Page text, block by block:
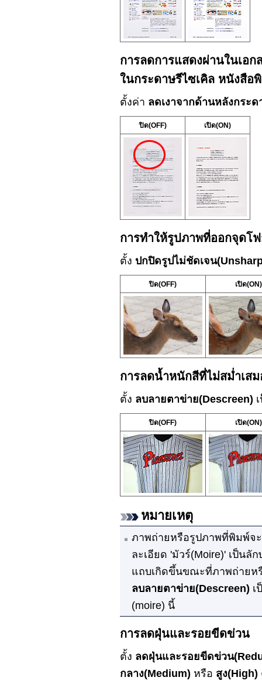
การลดการแสดงผ่านในเอ
ในกระดาษรีไซเคิล หนังสือ
ตั้งค่า ลดเงาจากด้านหลังกระด
ปิด(OFF) เปิด(ON)
การทำให้รูปภาพที่ออกจุดโ
ตั้ง ปกปิดรูปไม่ชัดเจน
ปิด(OFF) เปิด(ON)
การลดน้ำหนักสีที่ไม่สม่ำเส
ตั้ง ลบลายตาข่าย(Descreen)
ปิด(OFF) เปิด(ON)
หมายเหตุ
ภาพถ่ายหรือรูปภาพที่พิมพ์จ
ละเอียด 'มัวร์(Moire)' เป็นลั
แถบเกิดขึ้นขณะที่ภาพถ่ายห
ลบลายตาข่าย(Descreen) เ
(moire) นี้
การลดฝุ่นและรอยขีดข่วน
ตั้ง ลดฝุ่นและรอยขีดข่วน
กลาง(Medium) หรือ สูง(High)